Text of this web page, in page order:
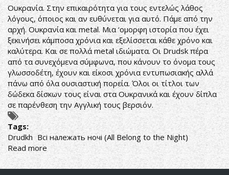
Ουκρανία. Στην επικαιρότητα για τους εντελώς λάθος
λόγους, όποιος και αν ευθύνεται για αυτό. Πάμε από την
αρχή. Ουκρανία και metal. Μια ‘ομορφη ιστορία που έχει
ξεκινήσει κάμποσα χρόνια και εξελίσσεται κάθε χρόνο και
καλύτερα. Και σε πολλά metal ιδιώματα. Οι Drudsk πέρα
από τα συνεχόμενα σύμφωνα, που κάνουν το όνομα τους
γλωσσοδέτη, έχουν και είκοσι χρόνια εντυπωσιακής αλλά
πάνω από όλα ουσιαστική πορεία. Όλοι οι τίτλοι των
δώδεκα δίσκων τους είναι στα Ουκρανικά και έχουν δίπλα
σε παρένθεση την Αγγλική τους βερσιόν.
Tags:
Drudkh Всі належать ночі (All Belong to the Night)
Read more about
BLACK
METAL